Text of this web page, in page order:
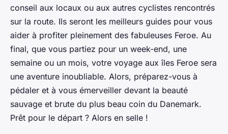
conseil aux locaux ou aux autres cyclistes rencontrés
sur la route. Ils seront les meilleurs guides pour vous
aider à profiter pleinement des fabuleuses Feroe. Au
final, que vous partiez pour un week-end, une
semaine ou un mois, votre voyage aux îles Feroe sera
une aventure inoubliable. Alors, préparez-vous à
pédaler et à vous émerveiller devant la beauté
sauvage et brute du plus beau coin du Danemark.
Prêt pour le départ ? Alors en selle !